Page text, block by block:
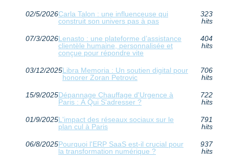
02/5/2026Carla Talon : une influenceuse qui
construit son univers pas à pas
323
hits
07/3/2026Lenasto : une plateforme d’assistance
clientèle humaine, personnalisée et
conçue pour répondre vite
404
hits
03/12/2025Libra Memoria : Un soutien digital pour
honorer Zoran Petrovic
706
hits
15/9/2025Dépannage Chauffage d'Urgence à
Paris : À Qui S'adresser ?
722
hits
01/9/2025L'impact des réseaux sociaux sur le
plan cul à Paris
791
hits
06/8/2025Pourquoi l'ERP SaaS est-il crucial pour
la transformation numérique ?
937
hits